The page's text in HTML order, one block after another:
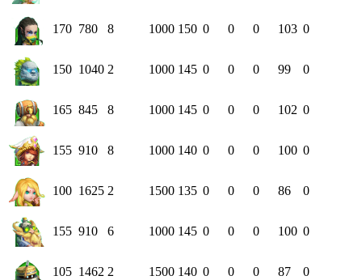
170 780 8 1000 150 0 0 0 103 0
150 1040 2 1000 145 0 0 0 99 0
165 845 8 1000 145 0 0 0 102 0
155 910 8 1000 140 0 0 0 100 0
100 1625 2 1500 135 0 0 0 86 0
155 910 6 1000 145 0 0 0 100 0
105 1462 2 1500 140 0 0 0 87 0